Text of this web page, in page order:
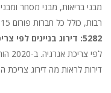
מבני בריאות, מבני מסחר
רבות, כולל כל חברות פורום 15 הערים הגדולות אימצו אותו כמחייב.
5282: דירוג בניינים לפי צריכת אנרגיה –
דירות לראות מה דירוג צריכת